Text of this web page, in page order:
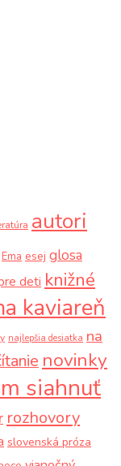
autori
Ema esej glosa
deti knižné
kaviareň
najlepšia desiatka na
novinky
siahnuť
rozhovory
slovenská próza